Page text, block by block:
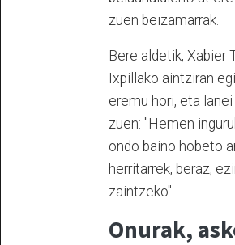
zuen beizamarrak.
Bere aldetik, Xabier
Ixpillako aintziran
eremu hori, eta
zuen: "Hemen
ondo baino hobeto
herritarrek, beraz,
zaintzeko".
Onurak,